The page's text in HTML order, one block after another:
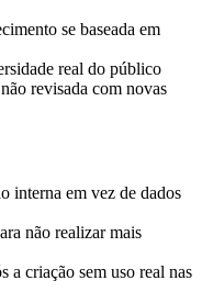
se baseada em
real do público
revisada com novas
interna em vez de dados
não realizar mais
a criação sem uso real nas